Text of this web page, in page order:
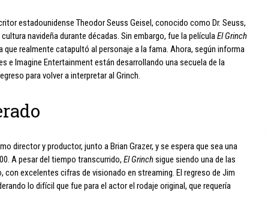
estadounidense Theodor Seuss Geisel, conocido como Dr. Seuss,
navideña durante décadas. Sin embargo, fue la películaEl Grinch
que realmente catapultó al personaje a la fama. Ahora, según informa
e Imagine Entertainment están desarrollando una secuela de la
para volver a interpretar al Grinch.
director y productor, junto a Brian Grazer, y se espera que sea una
A pesar del tiempo transcurrido, El Grinchsigue siendo una de las
con excelentes cifras de visionado en streaming. El regreso de Jim
lo difícil que fue para el actor el rodaje original, que requería